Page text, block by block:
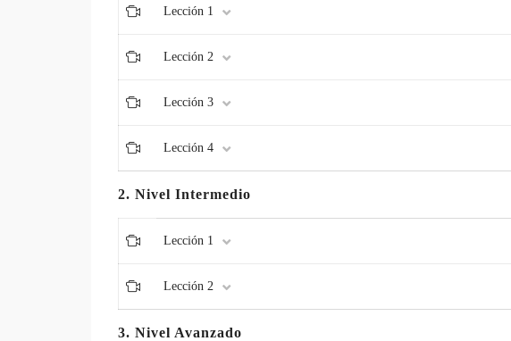
Lección 1
Lección 2
Lección 3
Lección 4
2. Nivel Intermedio
Lección 1
Lección 2
3. Nivel Avanzado